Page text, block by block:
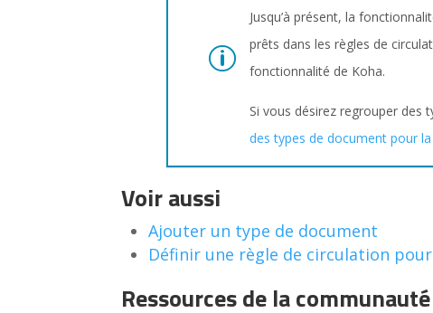
Jusqu’à présent, la
prêts dans les règles de
fonctionnalité de Koha.
Si vous désirez regrouper des
des types de document pour la
Voir aussi
Ajouter un type de document
Définir une règle de circulation
Ressources de la